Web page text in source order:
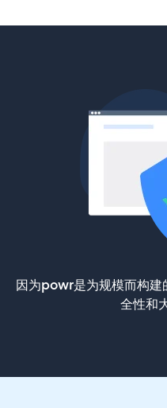
因为powr是为规模而构建
全性和